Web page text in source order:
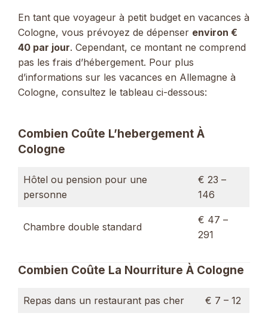
En tant que voyageur à petit budget en vacances à
Cologne, vous prévoyez de dépenser environ €
40 par jour. Cependant, ce montant ne comprend
pas les frais d’hébergement. Pour plus
d’informations sur les vacances en Allemagne à
Cologne, consultez le tableau ci-dessous:
Combien Coûte L’hebergement À
Cologne
Hôtel ou pension pour une
personne
€ 23 –
146
Chambre double standard
€ 47 –
291
Combien Coûte La Nourriture À Cologne
Repas dans un restaurant pas cher € 7 – 12